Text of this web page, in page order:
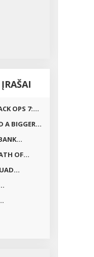
OPS 7:...
A BIGGER...
OF...